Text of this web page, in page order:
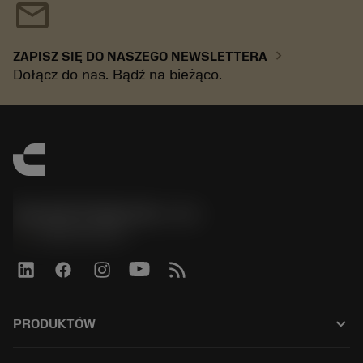
mail
ZAPISZ SIĘ DO NASZEGO NEWSLETTERA chevron_right
Dołącz do nas. Bądź na bieżąco.
PRODUKTÓW keyboard_arrow_down